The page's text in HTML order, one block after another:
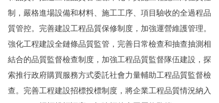
制，嚴格進場設備和材料、施工工序、項目驗收的全過程品
質管控。完善建設工程品質保修制度，加強運營維護管理。
強化工程建設全鏈條品質監管，完善日常檢查和抽查抽測相
結合的品質監督檢查制度，加強工程品質監督隊伍建設，探
索推行政府購買服務方式委託社會力量輔助工程品質監督檢
查。完善工程建設招標投標制度，將企業工程品質情況納入